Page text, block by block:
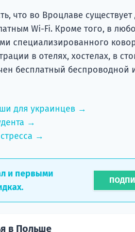
что во Вроцлаве существует
Wi-Fi. Кроме того, в
специализированного
в отелях, хостелах, в
бесплатный беспроводной
для украинцев →
→
→
и первыми
в Польше